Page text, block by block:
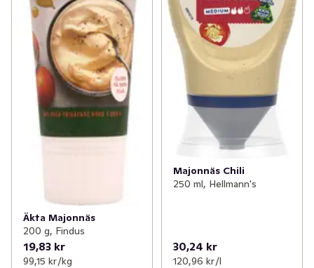
tycker att det förbättrar våra produkter, utan också för
att det är rätt sak att göra. Med vår gedigna kunskap
inom god, enkel och ärlig mat med fokus att bidra till en
hållbar omgivning skapar vi mat att njuta av, i dag och
för alltid.
Vi hjälper människor att njuta av det enkla nöjet av god,
ärlig och hållbar mat utan bekymmer eller slöseri. För
alla matälskare, njut av utsökt mat med Hellmann's Real
Äkta Majonnäs
200 g, Findus
19,83 kr
99,15 kr /kg
Majonnäs Chili
250 ml, Hellmann's
30,24 kr
120,96 kr /l